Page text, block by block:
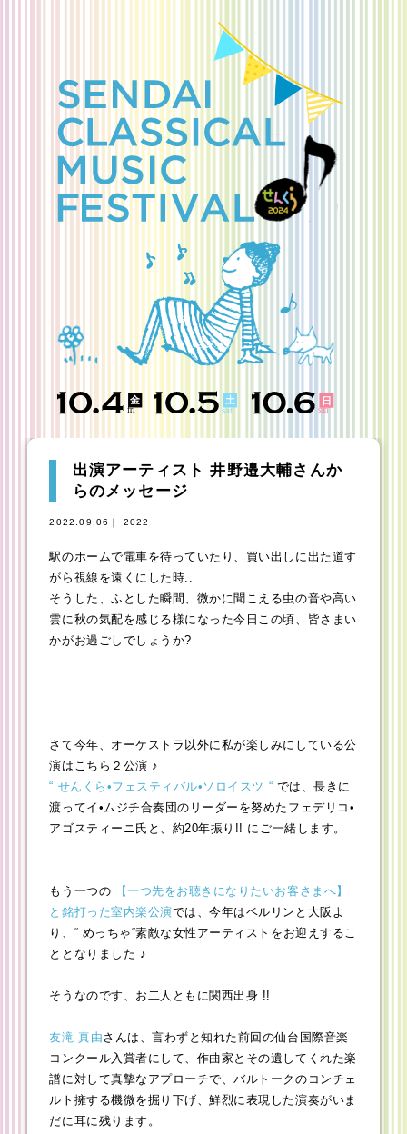
出演アーティスト 井野邉大輔さんか
らのメッセージ
2022.09.06｜ 2022
駅のホームで電車を待っていたり、買い出しに出た道す
がら視線を遠くにした時..
そうした、ふとした瞬間、微かに聞こえる虫の音や高い
雲に秋の気配を感じる様になった今日この頃、皆さまい
かがお過ごしでしょうか?
さて今年、オーケストラ以外に私が楽しみにしている公
演はこちら２公演 ♪
“ せんくら•フェスティバル•ソロイスツ “ では、長きに
渡ってイ•ムジチ合奏団のリーダーを努めたフェデリコ•
アゴスティーニ氏と、約20年振り!! にご一緒します。
もう一つの
【一つ先をお聴きになりたいお客さまへ】
と銘打った室内楽公演では、今年はベルリンと大阪よ
り、“ めっちゃ“素敵な女性アーティストをお迎えするこ
ととなりました ♪
そうなのです、お二人ともに関西出身 !!
友滝 真由さんは、言わずと知れた前回の仙台国際音楽
コンクール入賞者にして、作曲家とその遺してくれた楽
譜に対して真摯なアプローチで、バルトークのコンチェ
ルト擁する機微を掘り下げ、鮮烈に表現した演奏がいま
だに耳に残ります。